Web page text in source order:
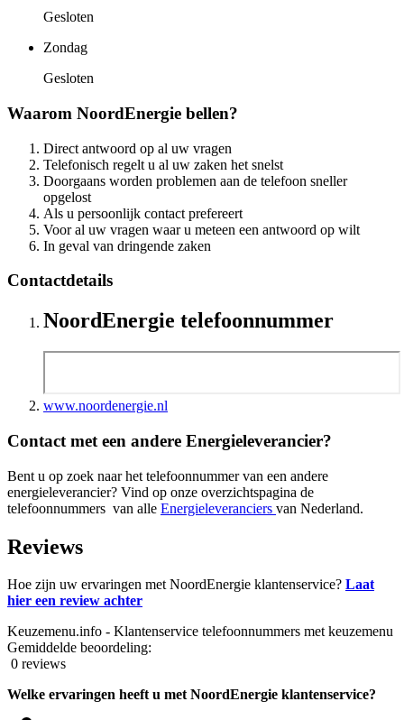
Gesloten
Zondag
Gesloten
Waarom NoordEnergie bellen?
Direct antwoord op al uw vragen
Telefonisch regelt u al uw zaken het snelst
Doorgaans worden problemen aan de telefoon sneller
opgelost
Als u persoonlijk contact prefereert
Voor al uw vragen waar u meteen een antwoord op wilt
In geval van dringende zaken
Contactdetails
NoordEnergie telefoonnummer
www.noordenergie.nl
Contact met een andere Energieleverancier?
Bent u op zoek naar het telefoonnummer van een andere
energieleverancier? Vind op onze overzichtspagina de
telefoonnummers van alle Energieleveranciers van Nederland.
Reviews
Hoe zijn uw ervaringen met NoordEnergie klantenservice? Laat
hier een review achter
Keuzemenu.info - Klantenservice telefoonnummers met keuzemenu
Gemiddelde beoordeling:
0 reviews
Welke ervaringen heeft u met NoordEnergie klantenservice?